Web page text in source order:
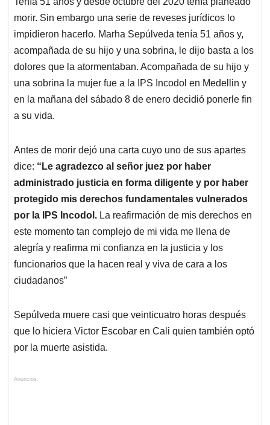
s
A
p
p
b
o
o
k
e
d
I
n
l
a
d
s
morir. Sin embargo una serie de reveses jurídicos lo
impidieron hacerlo. Marha Sepúlveda tenía 51 años y,
acompañada de su hijo y una sobrina, le dijo basta a los
dolores que la atormentaban. Acompañada de su hijo y
una sobrina la mujer fue a la IPS Incodol en Medellin y
en la mañana del sábado 8 de enero decidió ponerle fin
a su vida.
Antes de morir dejó una carta cuyo uno de sus apartes
dice: “Le agradezco al señor juez por haber
administrado justicia en forma diligente y por haber
protegido mis derechos fundamentales vulnerados
por la IPS Incodol. La reafirmación de mis derechos en
este momento tan complejo de mi vida me llena de
alegría y reafirma mi confianza en la justicia y los
funcionarios que la hacen real y viva de cara a los
ciudadanos”
Sepúlveda muere casi que veinticuatro horas después
que lo hiciera Victor Escobar en Cali quien también optó
por la muerte asistida.
Anuncios.